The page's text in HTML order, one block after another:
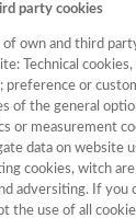
Filtrar
party cookies
of own and third
Technical
preference or
of the general
or measurement
data on website
cookies, witch
adversiting. If you
the use of all